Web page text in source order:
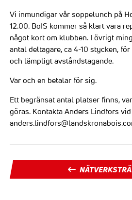
Vi inmundigar vår soppelunch på
12.00. BoIS kommer så klart vara
något kort om klubben. I övrigt
antal deltagare, ca 4-10 stycken,
och lämpligt avståndstagande.
Var och en betalar för sig.
Ett begränsat antal platser finns,
göras. Kontakta Anders Lindfors